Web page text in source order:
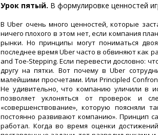
Урок пятый. В формулировке ценностей
В Uber очень много ценностей, которые
ничего плохого в этом нет, если компания
рынки. Но принципы могут пониматься
последнее время Uber часто в обвиняют как
and Toe-Stepping. Если перевести дословно:
другу на пятки. Вот почему в Uber
малейшими просчетами. Или Principled
Не удивительно, что компанию уличили в
позволяет уклоняться от проверок и
«совершенствование», которую поясняли
постоянно развивают компанию». Принцип
работал. Когда во время оценки